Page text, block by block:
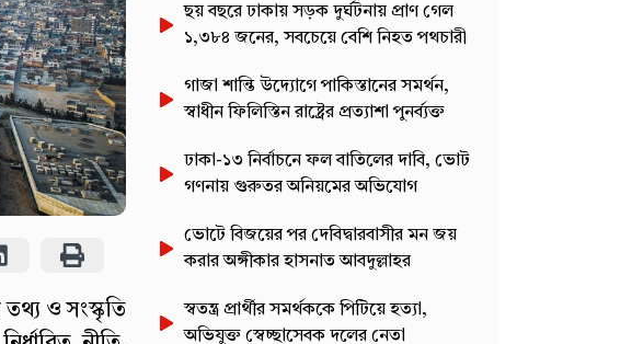
তথ্য ও সংস্কৃতি
ছয় বছরে ঢাকায় সড়ক দুর্ঘটনায় প্রাণ গেল
১,৩৮৪ জনের, সবচেয়ে বেশি নিহত পথচারী
গাজা শান্তি উদ্যোগে পাকিস্তানের সমর্থন,
স্বাধীন ফিলিস্তিন রাষ্ট্রের প্রত্যাশা পুনর্ব্যক্ত
ঢাকা-১৩ নির্বাচনে ফল বাতিলের দাবি, ভোট
গণনায় গুরুতর অনিয়মের অভিযোগ
ভোটে বিজয়ের পর দেবিদ্বারবাসীর মন জয়
করার অঙ্গীকার হাসনাত আবদুল্লাহর
স্বতন্ত্র প্রার্থীর সমর্থককে পিটিয়ে হত্যা,
অভিযুক্ত স্বেচ্ছাসেবক দলের নেতা